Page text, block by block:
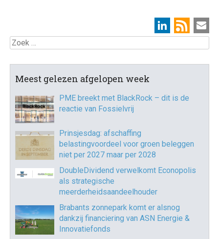
Zoek
Meest gelezen afgelopen week
PME breekt met BlackRock – dit is de
reactie van Fossielvrij
Prinsjesdag: afschaffing
belastingvoordeel voor groen beleggen
niet per 2027 maar per 2028
DoubleDividend verwelkomt Econopolis
als strategische
meerderheidsaandeelhouder
Brabants zonnepark komt er alsnog
dankzij financiering van ASN Energie &
Innovatiefonds